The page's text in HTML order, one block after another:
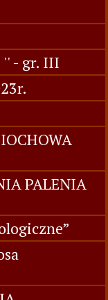
'' - gr. III
PALENIA